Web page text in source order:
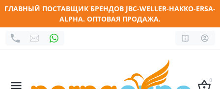
ГЛАВНЫЙ ПОСТАВЩИК БРЕНДОВ JBC-WELLER-HAKKO-ERSA-
ALPHA. ОПТОВАЯ ПРОДАЖА.
0